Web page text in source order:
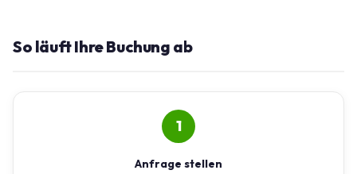
So läuft Ihre Buchung ab
1
Anfrage stellen